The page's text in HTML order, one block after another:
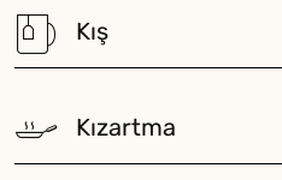
Kış
Kızartma